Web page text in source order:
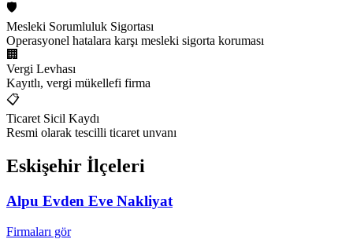
🛡️
Mesleki Sorumluluk Sigortası
Operasyonel hatalara karşı mesleki sigorta koruması
🏢
Vergi Levhası
Kayıtlı, vergi mükellefi firma
📋
Ticaret Sicil Kaydı
Resmi olarak tescilli ticaret unvanı
Eskişehir İlçeleri
Alpu Evden Eve Nakliyat
Firmaları gör